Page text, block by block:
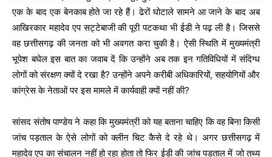
एक के बाद एक बेनकाब होते जा रहे हैं। ढेरों घोटाले सामने आ जाने के बाद अब
आखिरकार महादेव एप सट्टेबाजी की पूरी पटकथा भी ईडी ने पढ़ ली है। जिससे
वह छत्तीसगढ़ की जनता को भी अवगत करा चुकी है। ऐसी स्थिति में मुख्यमंत्री
भूपेश बघेल इस बात का जवाब दें कि उन्होंने अब तक इन गतिविधियों में संदिग्ध
लोगों को संरक्षण क्यों दे रखा है? उन्होंने अपने करीबी अधिकारियों, सहयोगियों और
कांग्रेस के नेताओं पर इस मामले में कार्यवाही क्यों नहीं की?
सांसद संतोष पाण्डेय ने कहा कि मुख्यमंत्री को यह बताना चाहिए कि वह बिना किसी
जांच पड़ताल के ऐसे लोगों को क्लीन चिट कैसे दे रहे थे। अगर छत्तीसगढ़ में
महादेव एप का संचालन नहीं हो रहा होता तो फिर ईडी की जांच पड़ताल में जो तथ्य